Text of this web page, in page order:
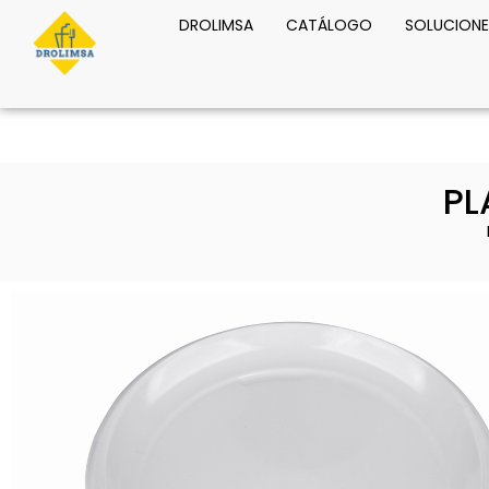
DROLIMSA CATÁLOGO